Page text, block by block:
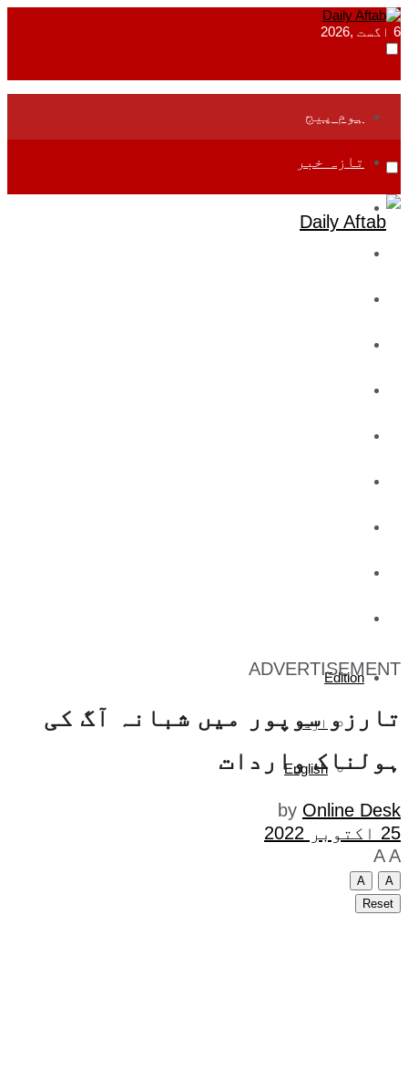
6 اگست ,2026
ہوم پیج
تازہ خبر
Edition
اردو
English
ADVERTISEMENT
تارزو سوپور میں شبانہ آگ کی
ہولناک واردات
by Online Desk
25 اکتوبر 2022
A A
A
A
Reset